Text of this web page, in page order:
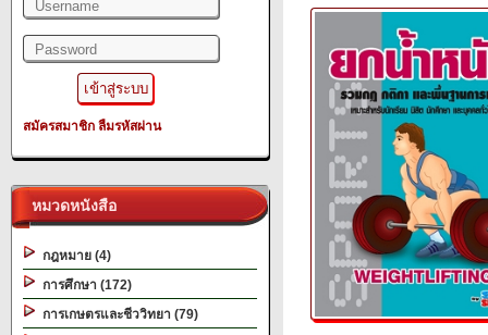
สมัครสมาชิก ลืมรหัสผ่าน
หมวดหนังสือ
กฎหมาย (4)
การศึกษา (172)
การเกษตรและชีววิทยา (79)